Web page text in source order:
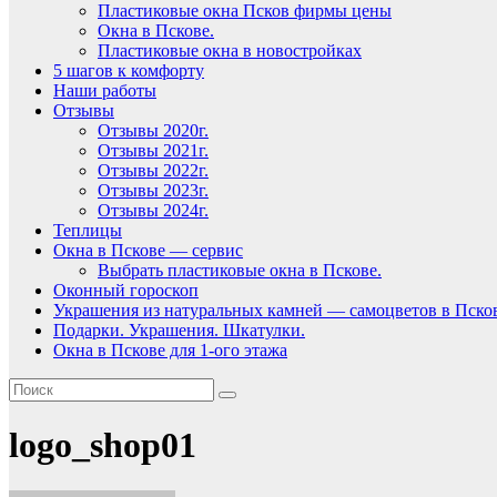
Пластиковые окна Псков фирмы цены
Окна в Пскове.
Пластиковые окна в новостройках
5 шагов к комфорту
Наши работы
Отзывы
Отзывы 2020г.
Отзывы 2021г.
Отзывы 2022г.
Отзывы 2023г.
Отзывы 2024г.
Теплицы
Окна в Пскове — сервис
Выбрать пластиковые окна в Пскове.
Оконный гороскоп
Украшения из натуральных камней — самоцветов в
Подарки. Украшения. Шкатулки.
Окна в Пскове для 1-ого этажа
logo_shop01